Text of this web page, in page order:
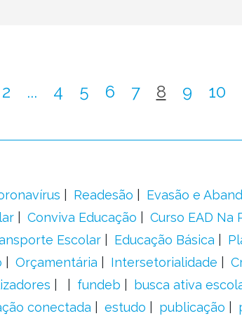
2 ... 4 5 6 7 8 9 10
Readesão Evasão e
Conviva Educação Curso EAD Na
Escolar Educação Básica
Orçamentária Intersetorialidade
fundeb busca ativa
conectada estudo publicação